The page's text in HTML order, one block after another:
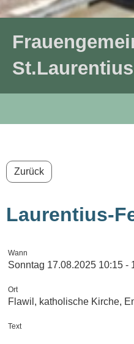
Zurück
Laurentius-
Wann
Sonntag 17.08.2025 10:15 -
Ort
Flawil, katholische Kirche,
Text